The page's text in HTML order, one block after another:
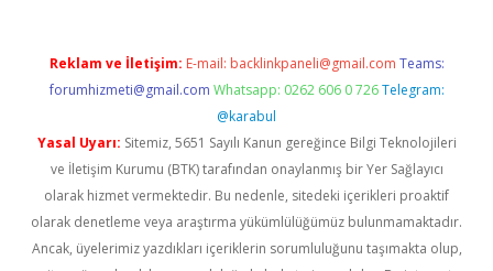
Reklam ve İletişim: E-mail: backlinkpaneli@gmail.com Teams:
forumhizmeti@gmail.com Whatsapp: 0262 606 0 726 Telegram:
@karabul
Yasal Uyarı: Sitemiz, 5651 Sayılı Kanun gereğince Bilgi Teknolojileri
ve İletişim Kurumu (BTK) tarafından onaylanmış bir Yer Sağlayıcı
olarak hizmet vermektedir. Bu nedenle, sitedeki içerikleri proaktif
olarak denetleme veya araştırma yükümlülüğümüz bulunmamaktadır.
Ancak, üyelerimiz yazdıkları içeriklerin sorumluluğunu taşımakta olup,